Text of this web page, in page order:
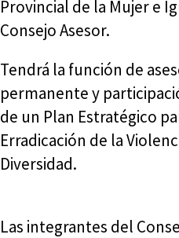
Provincial de la Mujer e
Consejo Asesor.
Tendrá la función de
permanente y
de un Plan Estratégico
Erradicación de la
Diversidad.
Las integrantes del